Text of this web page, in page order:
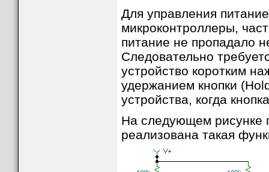
Для управления
микроконтроллеры,
питание не пропадало
Следовательно
устройство коротким
удержанием кнопки
устройства, когда
На следующем рисунке
реализована такая